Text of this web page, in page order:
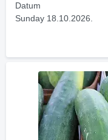
Datum
Sunday 18.10.2026.